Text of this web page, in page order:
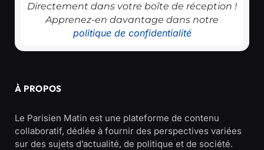
Directement dans votre boîte de réception !
Apprenez-en davantage dans notre
politique de confidentialité
À PROPOS
Le Parisien Matin est une plateforme de contenu
collaboratif, dédiée à fournir des perspectives variées
sur des sujets d’actualité, de politique et de société.